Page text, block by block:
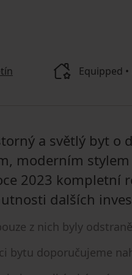
Equipped •
a světlý byt o
moderním
2023 kompletní
dalších
z nich byly
bytu doporučujeme